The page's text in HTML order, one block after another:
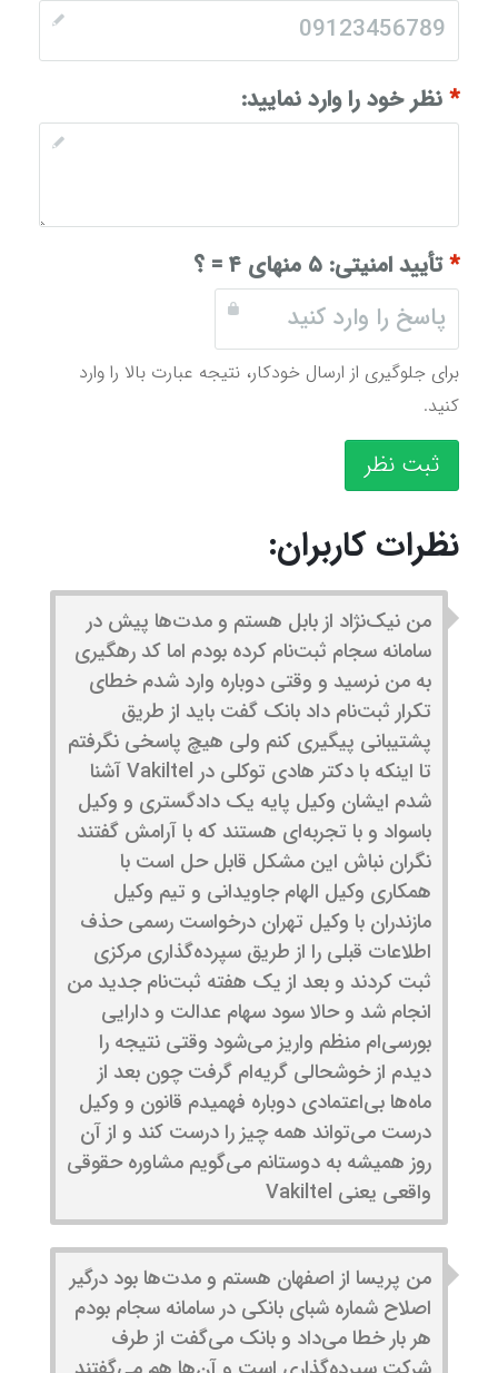
*نظر خود را وارد نمایید:
*تأیید امنیتی: ۵ منهای ۴ = ؟
برای جلوگیری از ارسال خودکار، نتیجه عبارت بالا را وارد
کنید.
ثبت نظر
نظرات کاربران:
من نیک‌نژاد از بابل هستم و مدت‌ها پیش در
سامانه سجام ثبت‌نام کرده بودم اما کد رهگیری
به من نرسید و وقتی دوباره وارد شدم خطای
تکرار ثبت‌نام داد بانک گفت باید از طریق
پشتیبانی پیگیری کنم ولی هیچ پاسخی نگرفتم
تا اینکه با دکتر هادی توکلی در Vakiltel آشنا
شدم ایشان وکیل پایه یک دادگستری و وکیل
باسواد و با تجربه‌ای هستند که با آرامش گفتند
نگران نباش این مشکل قابل حل است با
همکاری وکیل الهام جاویدانی و تیم وکیل
مازندران با وکیل تهران درخواست رسمی حذف
اطلاعات قبلی را از طریق سپرده‌گذاری مرکزی
ثبت کردند و بعد از یک هفته ثبت‌نام جدید من
انجام شد و حالا سود سهام عدالت و دارایی
بورسی‌ام منظم واریز می‌شود وقتی نتیجه را
دیدم از خوشحالی گریه‌ام گرفت چون بعد از
ماه‌ها بی‌اعتمادی دوباره فهمیدم قانون و وکیل
درست می‌تواند همه چیز را درست کند و از آن
روز همیشه به دوستانم می‌گویم مشاوره حقوقی
واقعی یعنی Vakiltel
من پریسا از اصفهان هستم و مدت‌ها بود درگیر
اصلاح شماره شبای بانکی در سامانه سجام بودم
هر بار خطا می‌داد و بانک می‌گفت از طرف